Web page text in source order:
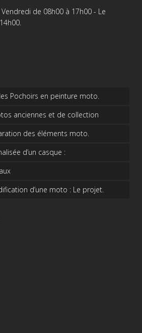
de 08h00 à 17h00 - Le
Pochoirs en peinture moto.
anciennes et de collection
des éléments moto.
d’un casque :
d’une moto : Le projet.